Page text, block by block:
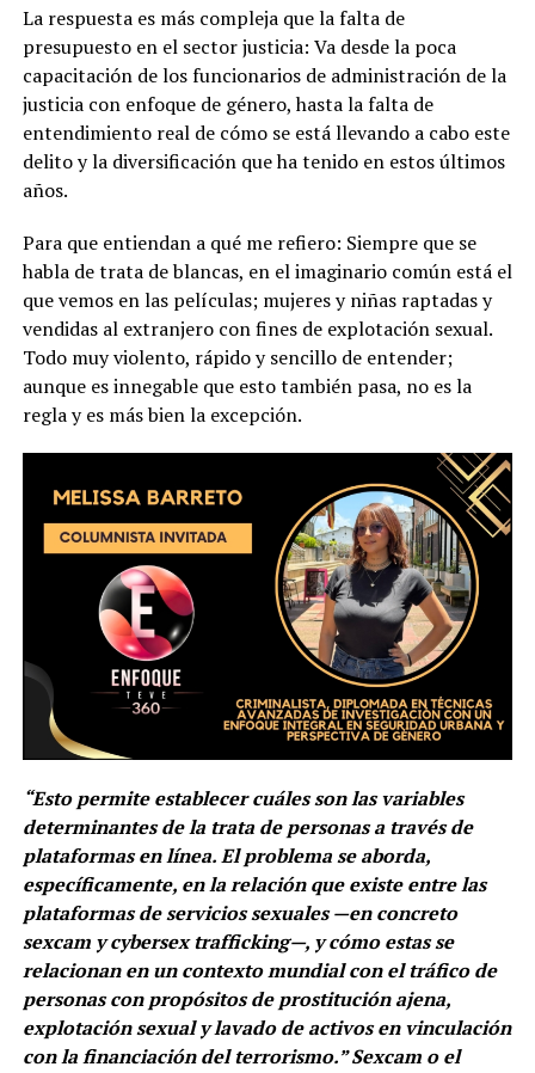
La respuesta es más compleja que la falta de
presupuesto en el sector justicia: Va desde la poca
capacitación de los funcionarios de administración de la
justicia con enfoque de género, hasta la falta de
entendimiento real de cómo se está llevando a cabo este
delito y la diversificación que ha tenido en estos últimos
años.
Para que entiendan a qué me refiero: Siempre que se
habla de trata de blancas, en el imaginario común está el
que vemos en las películas; mujeres y niñas raptadas y
vendidas al extranjero con fines de explotación sexual.
Todo muy violento, rápido y sencillo de entender;
aunque es innegable que esto también pasa, no es la
regla y es más bien la excepción.
“Esto permite establecer cuáles son las variables
determinantes de la trata de personas a través de
plataformas en línea. El problema se aborda,
específicamente, en la relación que existe entre las
plataformas de servicios sexuales —en concreto
sexcam y cybersex trafficking—, y cómo estas se
relacionan en un contexto mundial con el tráfico de
personas con propósitos de prostitución ajena,
explotación sexual y lavado de activos en vinculación
con la financiación del terrorismo.” Sexcam o el